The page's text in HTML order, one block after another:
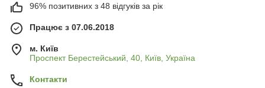
96% позитивних з 48 відгуків за рік
Працює з 07.06.2018
м. Київ
Проспект Берестейський, 40, Київ, Україна
Контакти